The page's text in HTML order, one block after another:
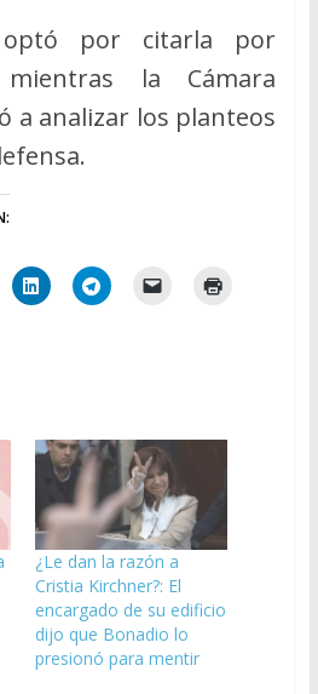
por citarla por
la Cámara
a analizar los planteos
¿Le dan la razón a
Cristia Kirchner?: El
encargado de su edificio
dijo que Bonadio lo
presionó para mentir